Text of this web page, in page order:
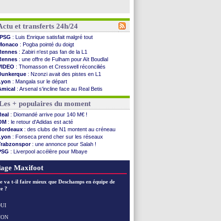
et transferts 24h/24
PSG : Luis Enrique satisfait malgré tout
: Pogba pointé du doigt
: Zabiri n'est pas fan de la L1
: une offre de Fulham pour Aït Boudlal
: Thomasson et Cresswell réconciliés
: Nzonzi avait des pistes en L1
: Mangala sur le départ
: Arsenal s'incline face au Real Betis
: lourde défaite pour le PSG
City: Maresca flou pour Reijnders
: Fenerbahçe prend une belle option
Diriyah: Mbemba arrive libre (officiel)
: le plan d'Alvarez à son retour
: premier succès pour Brest
: le joli but de Greenwood avec le Fener !
2030: une promesse d'Infantino au Maroc ...
: la compo pour le premier match amical
: une nouvelle offre pour Vinicius
: Cabral a prolongé (officiel)
+ populaires du moment
: Diomandé arrive pour 140 M€ !
: le retour d'Adidas est acté
: des clubs de N1 montent au créneau
: Fonseca prend cher sur les réseaux
: une annonce pour Salah !
: Liverpool accélère pour Mbaye
: 3 joueurs écartés du groupe pro
Maxifoot
va t-il faire mieux que Deschamps en équipe de
?